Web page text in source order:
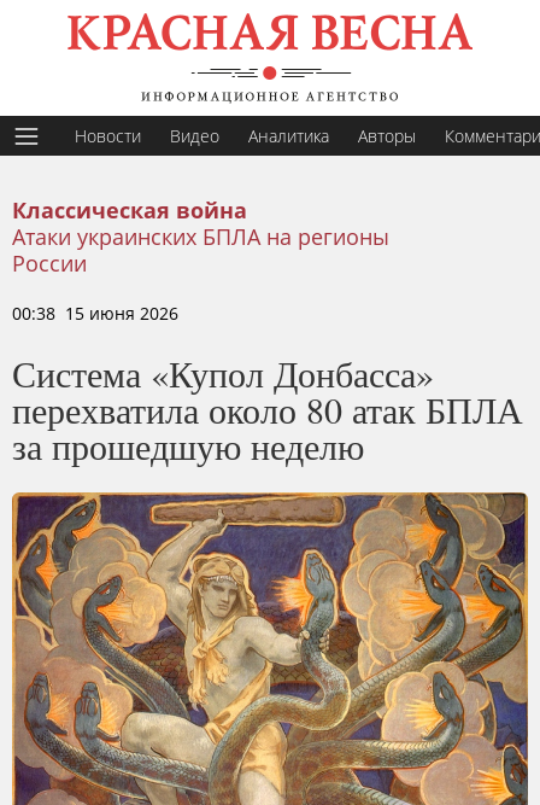
Новости Видео Аналитика Авторы
Классическая война
Атаки украинских БПЛА на регионы
России
00:38 15 июня 2026
Система «Купол Донбасса»
перехватила около 80 атак БПЛА
за прошедшую неделю